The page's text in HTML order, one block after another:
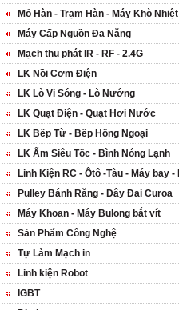
Mỏ Hàn - Trạm Hàn - Máy Khò Nhiệt
Máy Cấp Nguồn Đa Năng
Mạch thu phát IR - RF - 2.4G
LK Nồi Cơm Điện
LK Lò Vi Sóng - Lò Nướng
LK Quạt Điện - Quạt Hơi Nước
LK Bếp Từ - Bếp Hồng Ngoại
LK Ấm Siêu Tốc - Bình Nóng Lạnh
Linh Kiện RC - Ôtô -Tàu - Máy bay
Pulley Bánh Răng - Dây Đai Curoa
Máy Khoan - Máy Bulong bắt vít
Sản Phẩm Công Nghệ
Tự Làm Mạch in
Linh kiện Robot
IGBT